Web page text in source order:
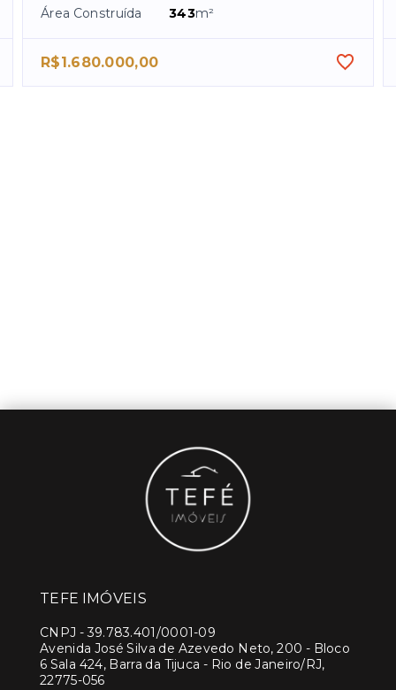
Área Construída
343m²
R$1.680.000,00
TEFE IMÓVEIS
CNPJ -39.783.401/0001-09
Avenida José Silva de Azevedo Neto, 200 - Bloco
6 Sala 424, Barra da Tijuca - Rio de Janeiro/RJ,
22775-056